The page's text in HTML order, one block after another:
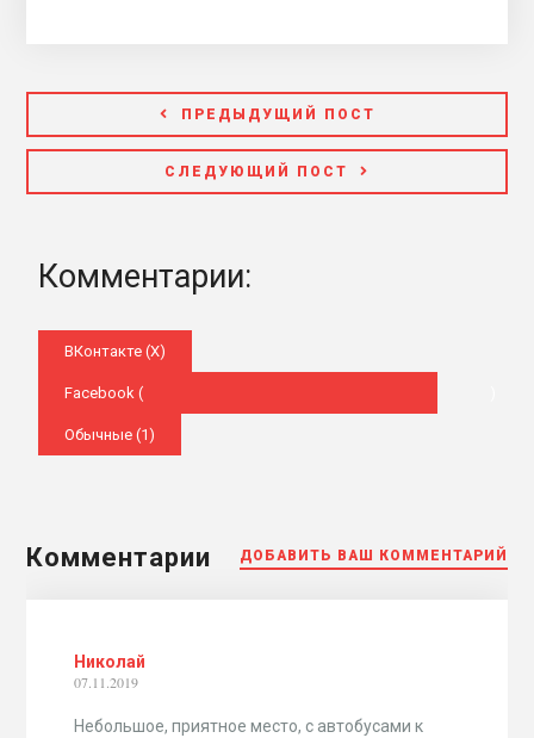
ПРЕДЫДУЩИЙ ПОСТ
СЛЕДУЮЩИЙ ПОСТ
Комментарии:
ВКонтакте (X)
Facebook (
Обычные (1)
Комментарии ДОБАВИТЬ ВАШ КОММЕНТАРИЙ
Николай
07.11.2019
Небольшое, приятное место, с автобусами к